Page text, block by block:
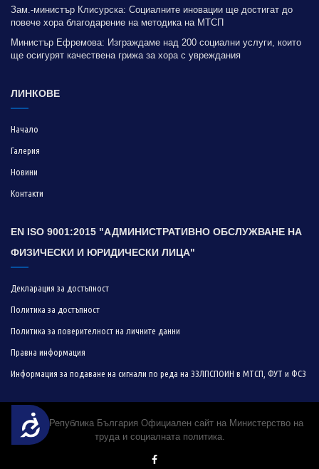
Достъпност
Зам.-министър Клисурска: Социалните иновации ще достигат до
повече хора благодарение на методика на МТСП
Министър Ефремова: Изграждаме над 200 социални услуги, които
ще осигурят качествена грижа за хора с увреждания
ЛИНКОВЕ
Начало
Галерия
Новини
Контакти
EN ISO 9001:2015 "АДМИНИСТРАТИВНО ОБСЛУЖВАНЕ НА
ФИЗИЧЕСКИ И ЮРИДИЧЕСКИ ЛИЦА"
Декларация за достъпност
Политика за достъпност
Политика за поверителност на личните данни
Правна информация
Информация за подаване на сигнали по реда на ЗЗЛПСПОИН в МТСП, ФУТ и ФСЗ
© 2019 Република България Официален сайт на Министерство на
труда и социалната политика.